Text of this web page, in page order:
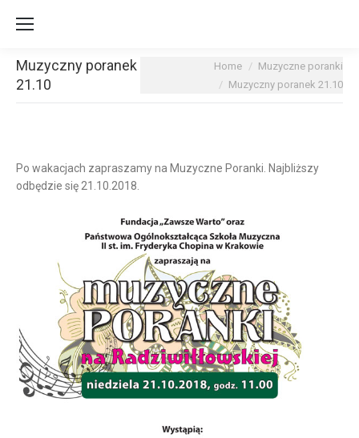
Muzyczny poranek
21.10
Home
Muzyczne poranki
Muzyczny poranek 21.10
Po wakacjach zapraszamy na Muzyczne Poranki. Najbliższy
odbędzie się 21.10.2018.